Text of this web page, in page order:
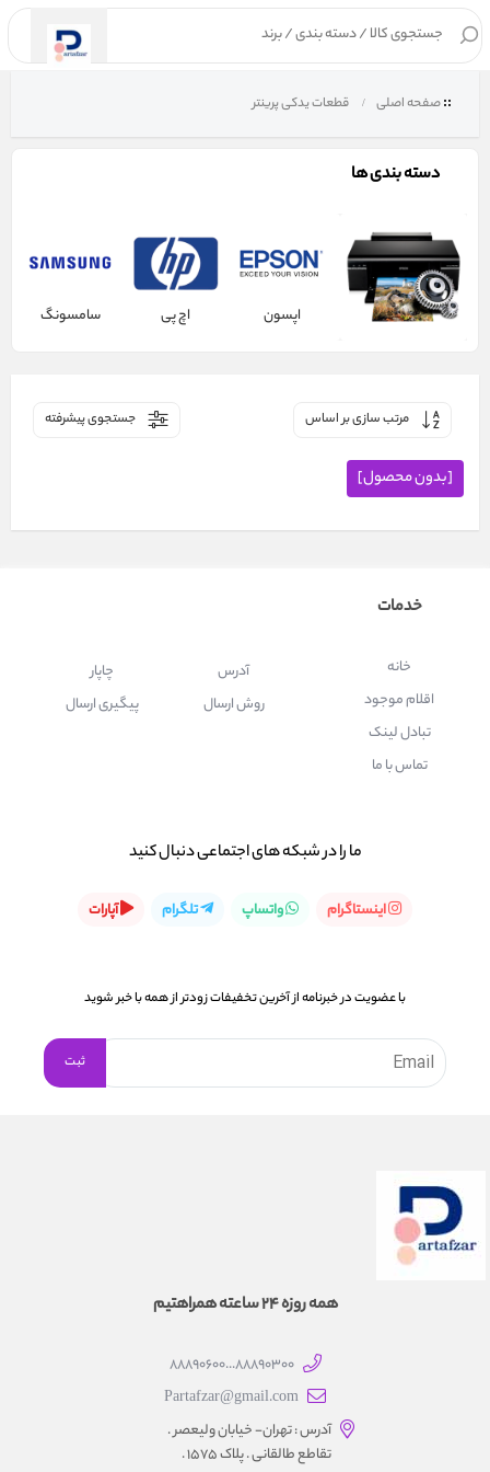
صفحه اصلی قطعات یدکی پرینتر
دسته بندی ها
اپسون اچ پی سامسونگ
مرتب سازی بر اساس جستجوی پیشرفته
[بدون محصول]
خدمات
خانه
اقلام موجود
تبادل لینک
تماس با ما
آدرس
روش ارسال
چاپار
پیگیری ارسال
ما را در شبكه های اجتماعی دنبال کنید
اینستاگرام واتساپ تلگرام آپارات
با عضویت در خبرنامه از آخرین تخفیفات زودتر از همه با خبر شوید
همه روزه 24 ساعته همراهتیم
88890300...88890600
Partafzar@gmail.com
آدرس : تهران- خیابان ولیعصر .
تقاطع طالقانی . پلاک 1575 .